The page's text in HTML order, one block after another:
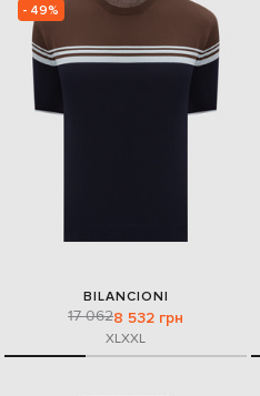
- 49%
BILANCIONI
17 0628 532 грн
XLXXL